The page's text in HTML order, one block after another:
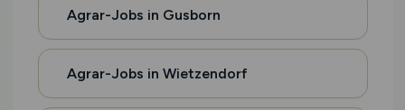
Agrar-Jobs in Gusborn
Agrar-Jobs in Wietzendorf